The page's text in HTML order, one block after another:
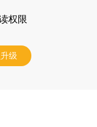
权限
级